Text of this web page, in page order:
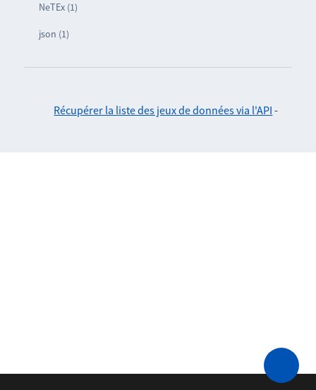
NeTEx (1)
json (1)
Récupérer la liste des jeux de données via l'API -